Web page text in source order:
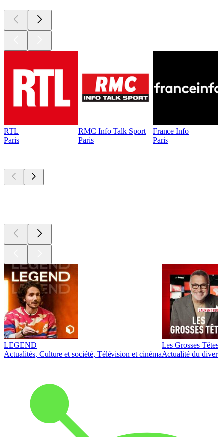
RTL
Paris
RMC Info Talk Sport
Paris
France Info
Paris
LEGEND
Actualités, Culture et société, Télévision et cinéma
Les Grosses Têtes
Actualité du